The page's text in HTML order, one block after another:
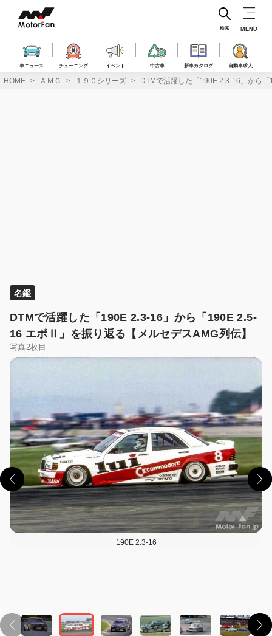
ス
車ニュース チューニング イベント 中古車 新車カタログ 自動車求人
検索 MENU
HOME ＡＭＧ １９０シリーズ DTMで活躍した「190E 2.3-16」から
名鑑
DTMで活躍した「190E 2.3-16」から「190E 2.5-
16 エボⅡ」を振り返る【メルセデスAMG列伝】
写真2枚目
190E 2.3-16